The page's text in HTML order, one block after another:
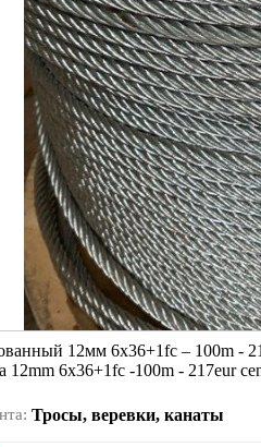
12мм 6х36+1fc – 100m -
12mm 6х36+1fc -100m - 217eur
Тросы, веревки, канаты